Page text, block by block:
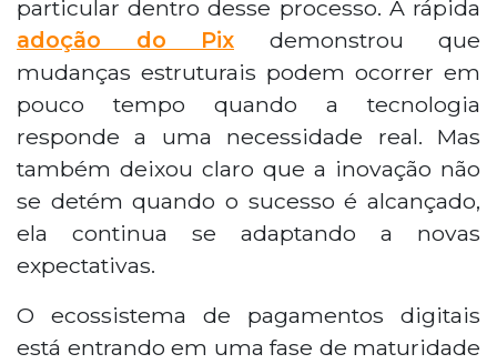
particular dentro desse processo. A rápida
adoção do Pix demonstrou que
mudanças estruturais podem ocorrer em
pouco tempo quando a tecnologia
responde a uma necessidade real. Mas
também deixou claro que a inovação não
se detém quando o sucesso é alcançado,
ela continua se adaptando a novas
expectativas.
O ecossistema de pagamentos digitais
está entrando em uma fase de maturidade